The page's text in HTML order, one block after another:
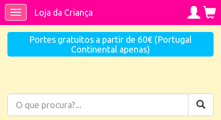
ToggleLoja da Criança
Portes gratuitos a partir de 60€ (Portugal
Continental apenas)